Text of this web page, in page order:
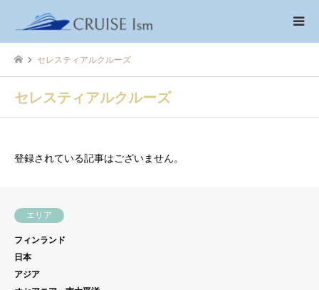
セレスティアルクルーズ
セレスティアルクルーズ
登録されている記事はございません。
エリア
フィンランド
日本
アジア